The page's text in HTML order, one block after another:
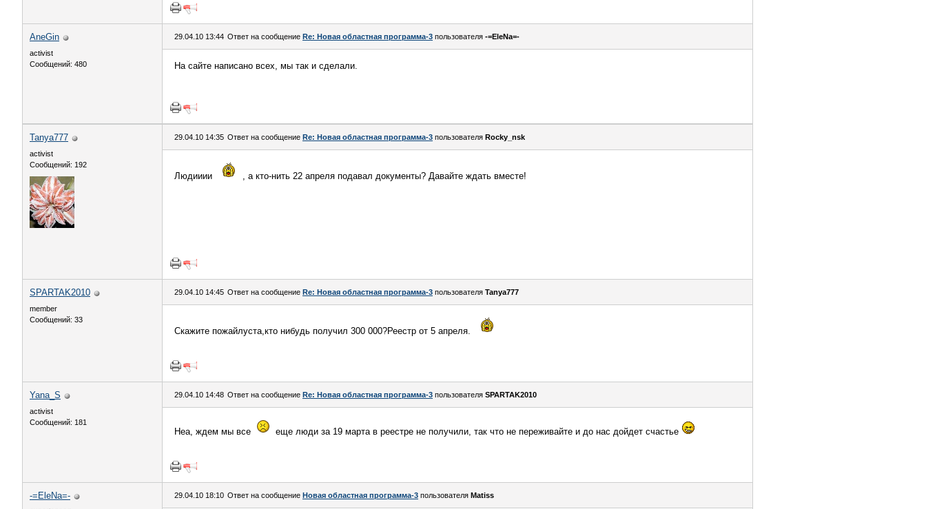
AneGin
activist
Сообщений: 480
29.04.10 13:44 Ответ на сообщение Re: Новая областная программа-3 пользователя -=EleNa=-
На сайте написано всех, мы так и сделали.
Tanya777
activist
Сообщений: 192
29.04.10 14:35 Ответ на сообщение Re: Новая областная программа-3 пользователя Rocky_nsk
Людииии , а кто-нить 22 апреля подавал документы? Давайте ждать вместе!
SPARTAK2010
member
Сообщений: 33
29.04.10 14:45 Ответ на сообщение Re: Новая областная программа-3 пользователя Tanya777
Cкажите пожайлуста,кто нибудь получил 300 000?Реестр от 5 апреля.
Yana_S
activist
Сообщений: 181
29.04.10 14:48 Ответ на сообщение Re: Новая областная программа-3 пользователя SPARTAK2010
Неа, ждем мы все еще люди за 19 марта в реестре не получили, так что не переживайте и до нас дойдет счастье
-=EleNa=- 29.04.10 18:10 Ответ на сообщение Новая областная программа-3 пользователя Matiss